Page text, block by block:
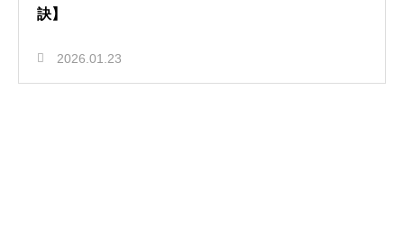
訣】
2026.01.23